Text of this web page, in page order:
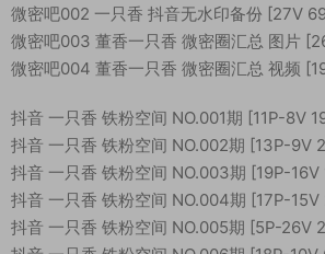
微密吧002 一只香 抖音无水印备份 [27V
微密吧003 董香一只香 微密圈汇总 图片
微密吧004 董香一只香 微密圈汇总 视频
抖音 一只香 铁粉空间 NO.001期 [11P-8V
抖音 一只香 铁粉空间 NO.002期 [13P-9V
抖音 一只香 铁粉空间 NO.003期 [19P-16V
抖音 一只香 铁粉空间 NO.004期 [17P-
抖音 一只香 铁粉空间 NO.005期 [5P-26V